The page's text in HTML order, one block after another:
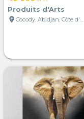
Produits d'Arts
location_on
Cocody, Abidjan, Côte d'Ivoire